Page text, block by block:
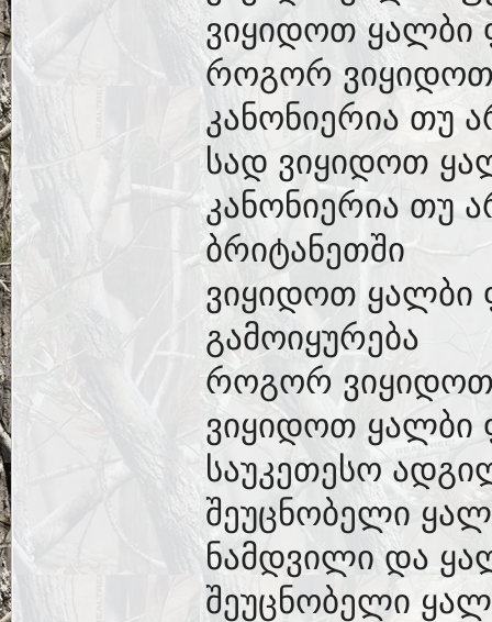
ვიყიდოთ ყალბი
როგორ
კანონიერია თუ
სად ვიყიდოთ
კანონიერია თუ
ბრიტანეთში
ვიყიდოთ
გამოიყურება
როგორ
ვიყიდოთ
საუკეთესო
შეუცნობელი
ნამდვილი და
შეუცნობელი